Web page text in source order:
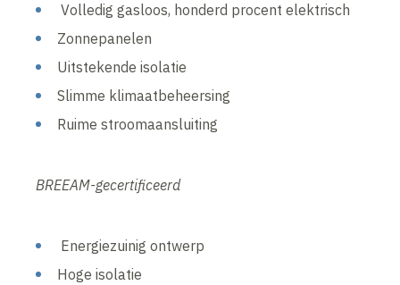
Volledig gasloos, honderd procent elektrisch
Zonnepanelen
Uitstekende isolatie
Slimme klimaatbeheersing
Ruime stroomaansluiting
BREEAM-gecertificeerd
Energiezuinig ontwerp
Hoge isolatie